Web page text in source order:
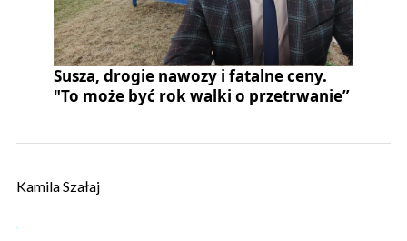
Susza, drogie nawozy i fatalne ceny.
"To może być rok walki o przetrwanie”
Kamila Szałaj